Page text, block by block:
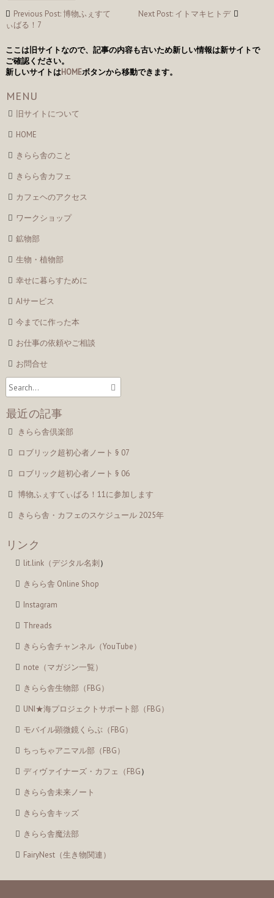
投
稿
ナ
ビ
ー
シ
ョ
ン
Previous Post: 博物ふぇすて
ぃばる！7
Next Post: イトマキヒトデ
ここは旧サイトなので、記事の内容も古いため新しい情報は新サイトで
ご確認ください。
新しいサイトはHOMEボタンから移動できます。
MENU
旧サイトについて
HOME
きらら舎のこと
きらら舎カフェ
カフェヘのアクセス
ワークショップ
鉱物部
生物・植物部
幸せに暮らすために
AIサービス
今までに作った本
お仕事の依頼やご相談
お問合せ
最近の記事
きらら舎倶楽部
ロブリック超初心者ノート § 07
ロブリック超初心者ノート § 06
博物ふぇすてぃばる！11に参加します
きらら舎・カフェのスケジュール 2025年
リンク
lit.link（デジタル名刺）
きらら舎 Online Shop
Instagram
Threads
きらら舎チャンネル（YouTube）
note（マガジン一覧）
きらら舎生物部（FBG）
UNI★海プロジェクトサポート部（FBG）
モバイル顕微鏡くらぶ（FBG）
ちっちゃアニマル部（FBG）
ディヴァイナーズ・カフェ（FBG）
きらら舎未来ノート
きらら舎キッズ
きらら舎魔法部
FairyNest（生き物関連）